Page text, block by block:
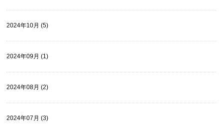
2024年10月 (5)
2024年09月 (1)
2024年08月 (2)
2024年07月 (3)